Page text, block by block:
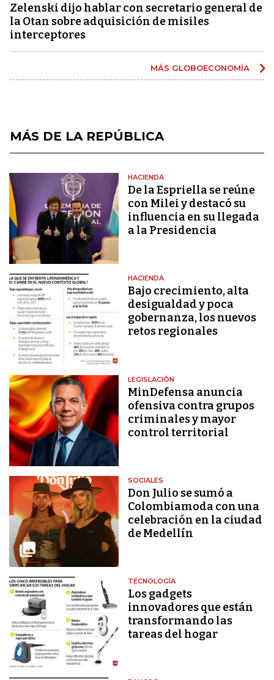
Zelenski dijo hablar con secretario general de
la Otan sobre adquisición de misiles
interceptores
MÁS GLOBOECONOMÍA
MÁS DE LA REPÚBLICA
HACIENDA
De la Espriella se reúne
con Milei y destacó su
influencia en su llegada
a la Presidencia
HACIENDA
Bajo crecimiento, alta
desigualdad y poca
gobernanza, los nuevos
retos regionales
LEGISLACIÓN
MinDefensa anuncia
ofensiva contra grupos
criminales y mayor
control territorial
SOCIALES
Don Julio se sumó a
Colombiamoda con una
celebración en la ciudad
de Medellín
TECNOLOGÍA
Los gadgets
innovadores que están
transformando las
tareas del hogar